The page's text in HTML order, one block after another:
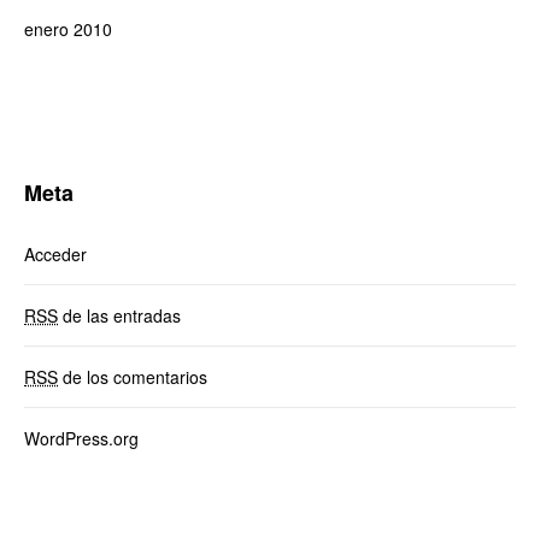
enero 2010
Meta
Acceder
RSS de las entradas
RSS de los comentarios
WordPress.org